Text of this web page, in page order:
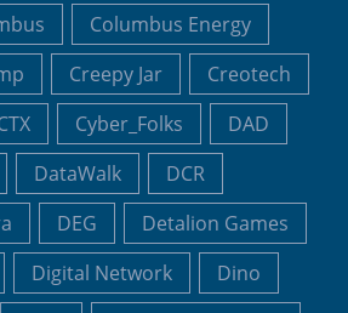
Columbus Energy
Creepy Jar
Creotech
Cyber_Folks
DAD
DataWalk
DCR
DEG
Detalion Games
Digital Network
Dino